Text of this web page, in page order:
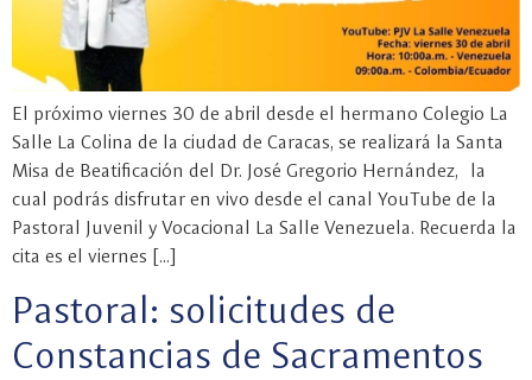
El próximo viernes 30 de abril desde el hermano Colegio La
Salle La Colina de la ciudad de Caracas, se realizará la Santa
Misa de Beatificación del Dr. José Gregorio Hernández, la
cual podrás disfrutar en vivo desde el canal YouTube de la
Pastoral Juvenil y Vocacional La Salle Venezuela. Recuerda la
cita es el viernes […]
Pastoral: solicitudes de
Constancias de Sacramentos